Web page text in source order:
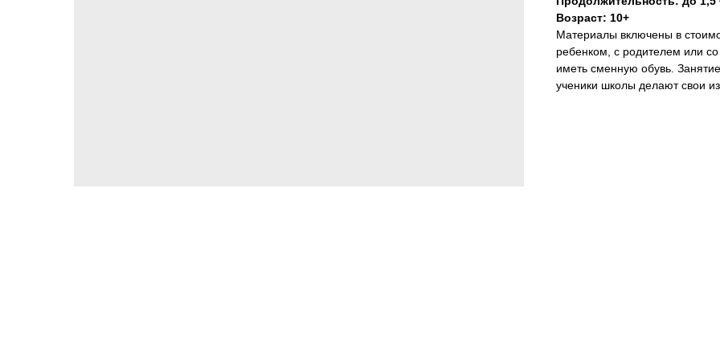
Возраст: 10+
Материалы включены в
ребенком, с родителем или
иметь сменную обувь.
ученики школы делают свои